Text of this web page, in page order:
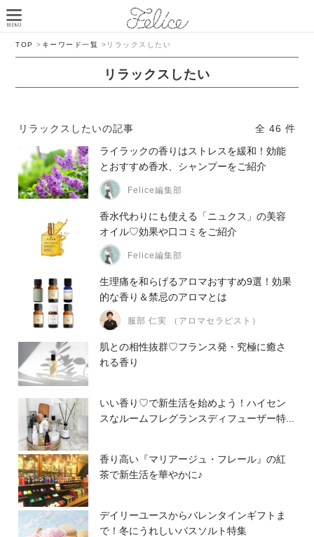
TOP > キーワード一覧 > リラックスしたい
リラックスしたい
リラックスしたいの記事
全 46 件
ライラックの香りはストレスを緩和！効能
とおすすめ香水、シャンプーをご紹介
Felice編集部
香水代わりにも使える「ニュクス」の美容
オイル♡効果や口コミをご紹介
Felice編集部
生理痛を和らげるアロマおすすめ9選！効果
的な香り＆禁忌のアロマとは
服部 仁実 （アロマセラピスト）
肌との相性抜群♡フランス発・究極に癒さ
れる香り
いい香り♡で新生活を始めよう！ハイセン
スなルームフレグランスディフューザー特...
香り高い『マリアージュ・フレール』の紅
茶で新生活を華やかに♪
デイリーユースからバレンタインギフトま
で！冬にうれしいバスソルト特集